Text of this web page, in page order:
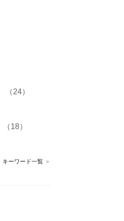
（24）
（18）
キーワード一覧 ＞